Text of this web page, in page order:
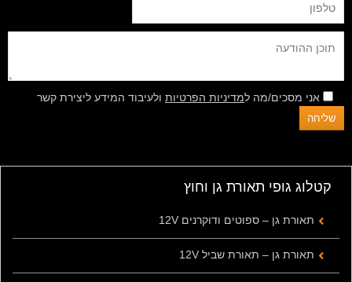
אני מסכים/מה למדיניות הפרטיות ולעיבוד המידע ליצירת קשר
קטלוג גופי תאורת גן וחוץ
תאורת גן – ספוטים ודוקרנים 12V
תאורת גן – תאורת שביל 12V